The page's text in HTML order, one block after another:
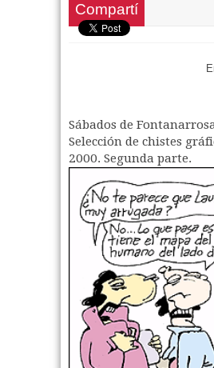
Compartí
Sábados de
Selección de chistes
2000. Segunda parte.